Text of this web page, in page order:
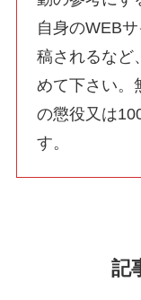
自身のWEB
稿されるなど
めて下さい。
の懲役又は
す。
記